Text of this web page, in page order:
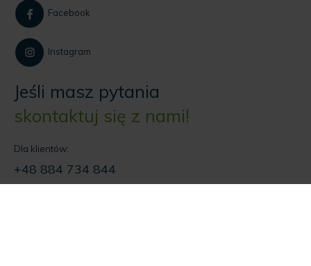
Facebook
Instagram
Jeśli masz pytania
skontaktuj się z nami!
Dla klientów:
+48 884 734 844